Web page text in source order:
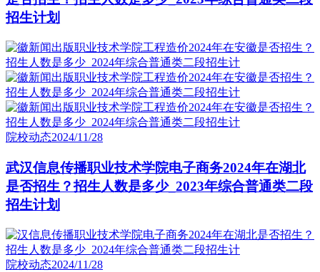
招生计划
院校动态2024/11/28
武汉信息传播职业技术学院电子商务2024年在湖北
是否招生？招生人数是多少_2023年综合普通类二段
招生计划
院校动态2024/11/28